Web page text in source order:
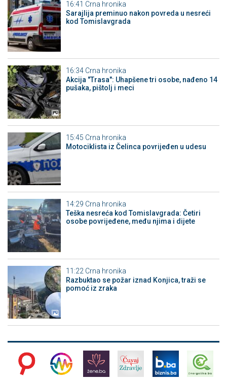
16:41 Crna hronika
Sarajlija preminuo nakon povreda u nesreći
kod Tomislavgrada
16:34 Crna hronika
Akcija "Trasa": Uhapšene tri osobe, nađeno 14
pušaka, pištolj i meci
15:45 Crna hronika
Motociklista iz Čelinca povrijeđen u udesu
14:29 Crna hronika
Teška nesreća kod Tomislavgrada: Četiri
osobe povrijeđene, među njima i dijete
11:22 Crna hronika
Razbuktao se požar iznad Konjica, traži se
pomoć iz zraka